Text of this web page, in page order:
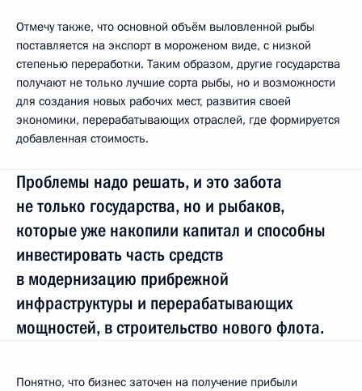
Отмечу также, что основной объём выловленной рыбы
поставляется на экспорт в мороженом виде, с низкой
степенью переработки. Таким образом, другие государства
получают не только лучшие сорта рыбы, но и возможности
для создания новых рабочих мест, развития своей
экономики, перерабатывающих отраслей, где формируется
добавленная стоимость.
Проблемы надо решать, и это забота
не только государства, но и рыбаков,
которые уже накопили капитал и способны
инвестировать часть средств
в модернизацию прибрежной
инфраструктуры и перерабатывающих
мощностей, в строительство нового флота.
Понятно, что бизнес заточен на получение прибыли